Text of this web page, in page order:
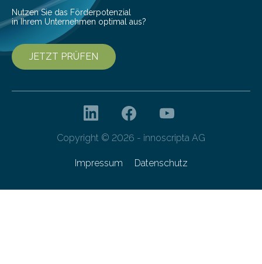
entwickelt. Mit nur…
Nutzen Sie das Förderpotenzial
in Ihrem Unternehmen optimal aus?
JETZT PRÜFEN
Copyright © 2026 - innoscripta AG
Impressum Datenschutz